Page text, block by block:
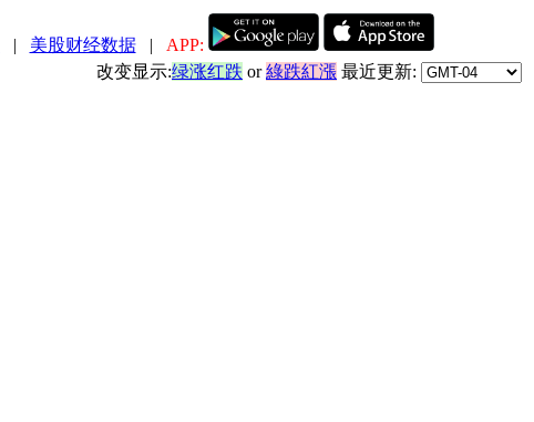
| 美股财经数据| APP:
改变显示:绿涨红跌 or綠跌紅漲 最近更新: